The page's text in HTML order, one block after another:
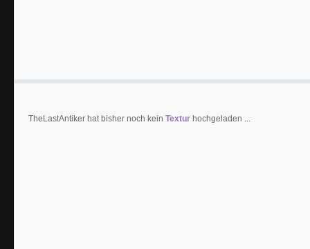
TheLastAntiker hat bisher noch kein Textur hochgeladen ...